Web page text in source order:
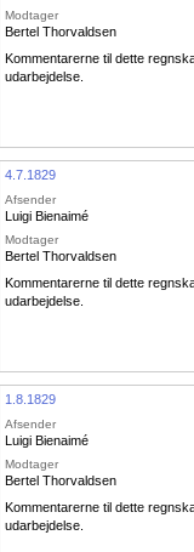
Modtager
Bertel Thorvaldsen
Kommentarerne til dette
udarbejdelse.
4.7.1829
Afsender
Luigi Bienaimé
Modtager
Bertel Thorvaldsen
Kommentarerne til dette
udarbejdelse.
1.8.1829
Afsender
Luigi Bienaimé
Modtager
Bertel Thorvaldsen
Kommentarerne til dette
udarbejdelse.